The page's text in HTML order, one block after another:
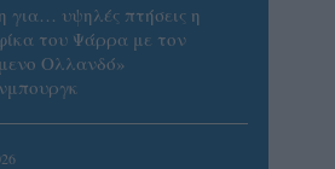
για… υψηλές πτήσεις η
του Ψάρρα με τον
Ολλανδό»